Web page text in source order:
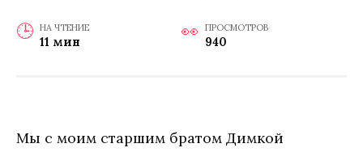
НА ЧТЕНИЕ
11 мин
ПРОСМОТРОВ
940
Мы с моим старшим братом Димкой